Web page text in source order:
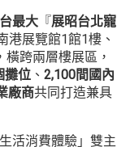
最大 『展昭台北寵
展覽館1館1樓、
跨兩層樓展區，
攤位 、 2,100間國內
廠商共同打造兼具
活消費體驗」雙主